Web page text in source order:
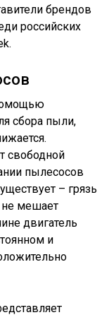
брендов
российских
сбора пыли,
свободной
пылесосов
– грязь
не мешает
двигатель
и